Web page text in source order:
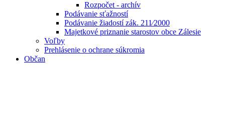
Rozpočet - archív
Podávanie sťažností
Podávanie žiadostí zák. 211⁄2000
Majetkové priznanie starostov obce Zálesie
Voľby
Prehlásenie o ochrane súkromia
Občan